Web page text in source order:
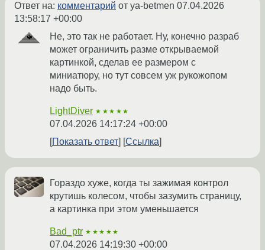
Ответ на: комментарий от ya-betmen 07.04.2026
13:58:17 +00:00
Не, это так не работает. Ну, конечно разраб
может ограничить разме открываемой
картинкой, сделав ее размером с
миниатюру, но тут совсем уж рукожопом
надо быть.
LightDiver ★★★★★
07.04.2026 14:17:24 +00:00
Показать ответ
Ссылка
Гораздо хуже, когда ты зажимая контрол
крутишь колесом, чтобы зазумить страницу,
а картинка при этом уменьшается
Bad_ptr ★★★★★
07.04.2026 14:19:30 +00:00